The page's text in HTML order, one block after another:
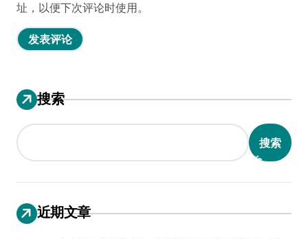
址，以便下次评论时使用。
搜索
搜索
近期文章